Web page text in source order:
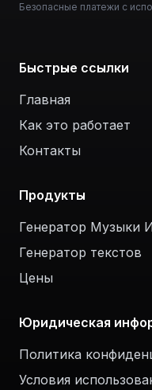
Безопасные платежи с
Быстрые ссылки
Главная
Как это работает
Контакты
Продукты
Генератор Музыки
Генератор текстов
Цены
Юридическая
Политика
Условия